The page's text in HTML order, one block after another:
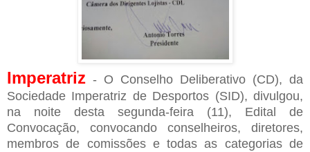
Imperatriz - O Conselho Deliberativo (CD), da
Sociedade Imperatriz de Desportos (SID), divulgou,
na noite desta segunda-feira (11), Edital de
Convocação, convocando conselheiros, diretores,
membros de comissões e todas as categorias de